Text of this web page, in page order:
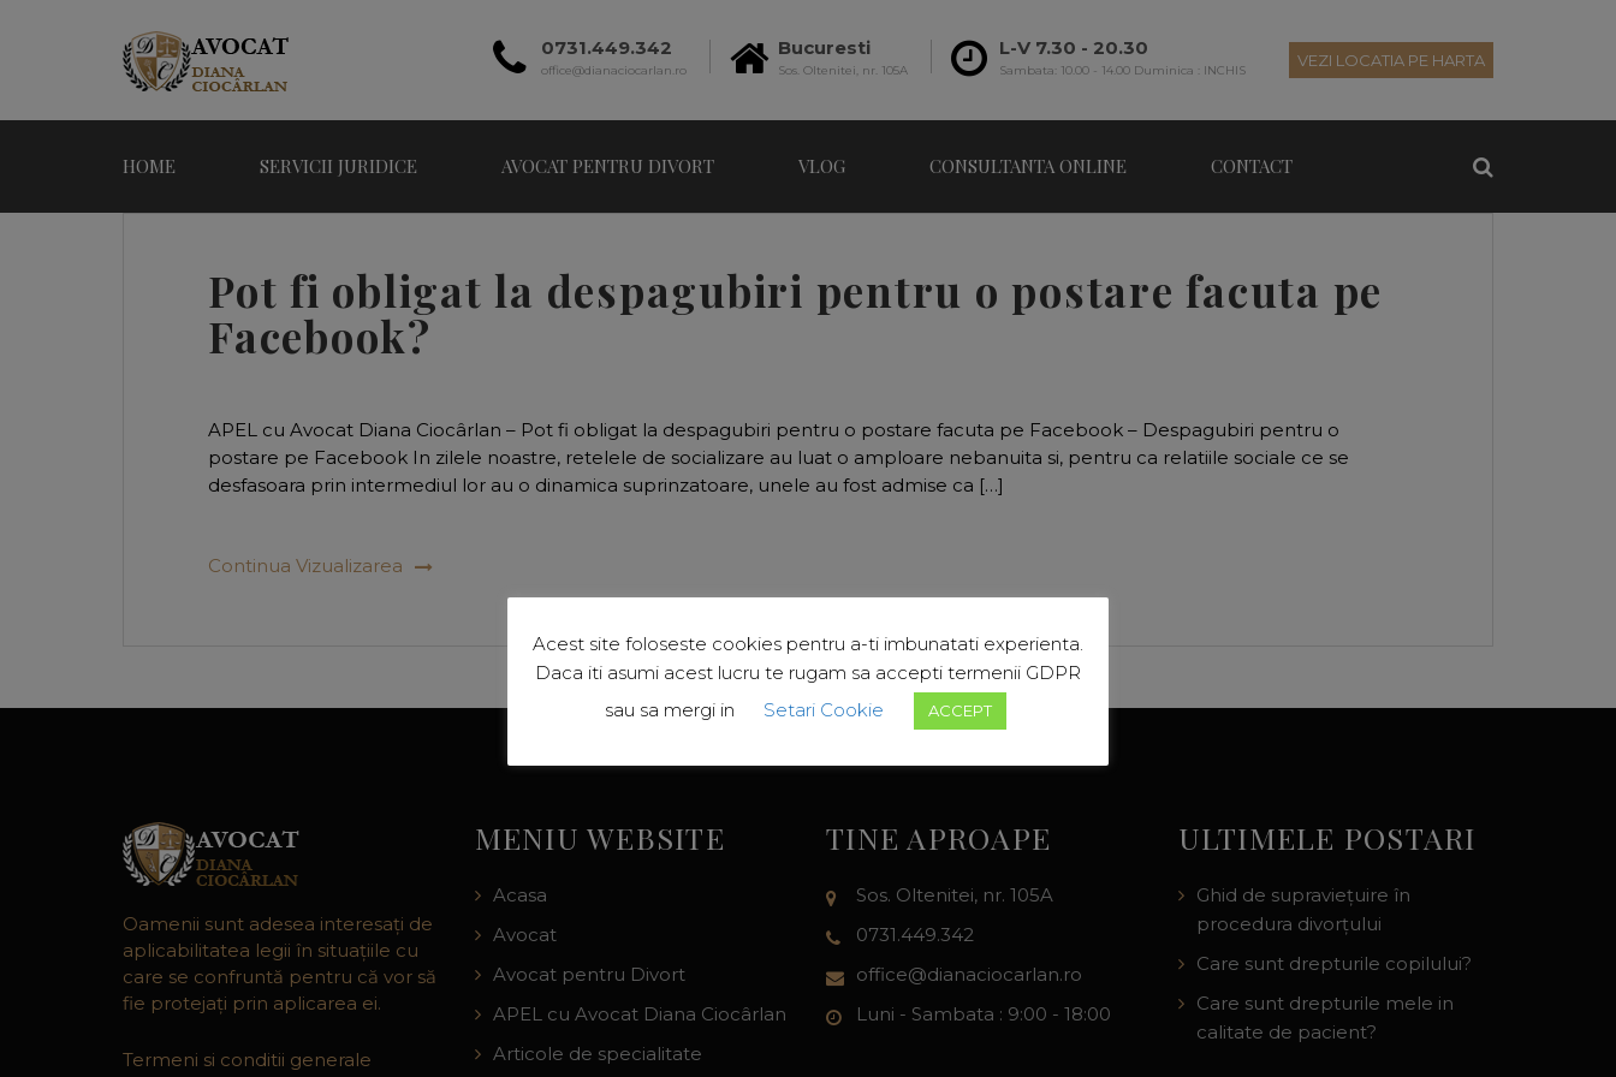
0731.449.342
office@dianaciocarlan.ro
Bucuresti
Sos. Oltenitei, nr. 105A
L-V 7.30 - 20.30
Sambata: 10.00 - 14.00 Duminica : INCHIS VEZI LOCATIA PE HARTA
HOME SERVICII JURIDICE AVOCAT PENTRU DIVORT VLOG CONSULTANTA ONLINE CONTACT
Pot fi obligat la despagubiri pentru o postare facuta pe
Facebook?
APEL cu Avocat Diana Ciocârlan – Pot fi obligat la despagubiri pentru o postare facuta pe Facebook – Despagubiri pentru o
postare pe Facebook In zilele noastre, retelele de socializare au luat o amploare nebanuita si, pentru ca relatiile sociale ce se
desfasoara prin intermediul lor au o dinamica suprinzatoare, unele au fost admise ca […]
Continua Vizualizarea
Oamenii sunt adesea interesaţi de
aplicabilitatea legii în situaţiile cu
care se confruntă pentru că vor să
fie protejaţi prin aplicarea ei.
Termeni si conditii generale
MENIU WEBSITE
Acasa
Avocat
Avocat pentru Divort
APEL cu Avocat Diana Ciocârlan
Articole de specialitate
TINE APROAPE
Sos. Oltenitei, nr. 105A
0731.449.342
office@dianaciocarlan.ro
Luni - Sambata : 9:00 - 18:00
ULTIMELE POSTARI
Ghid de supraviețuire în
procedura divorțului
Care sunt drepturile copilului?
Care sunt drepturile mele in
calitate de pacient?
Acest site foloseste cookies pentru a-ti imbunatati experienta.
Daca iti asumi acest lucru te rugam sa accepti termenii GDPR
sau sa mergi in
Setari Cookie ACCEPT